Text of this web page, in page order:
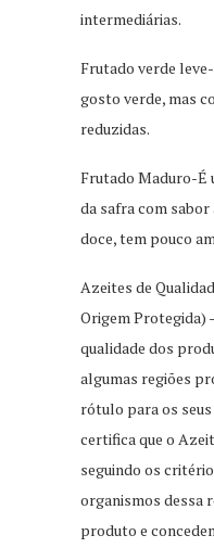
intermediárias.
Frutado verde
gosto verde, mas
reduzidas.
Frutado Maduro-É
da safra com sabor
doce, tem pouco
Azeites de
Origem Protegida)
qualidade dos
algumas regiões
rótulo para os
certifica que o
seguindo os
organismos dessa
produto e